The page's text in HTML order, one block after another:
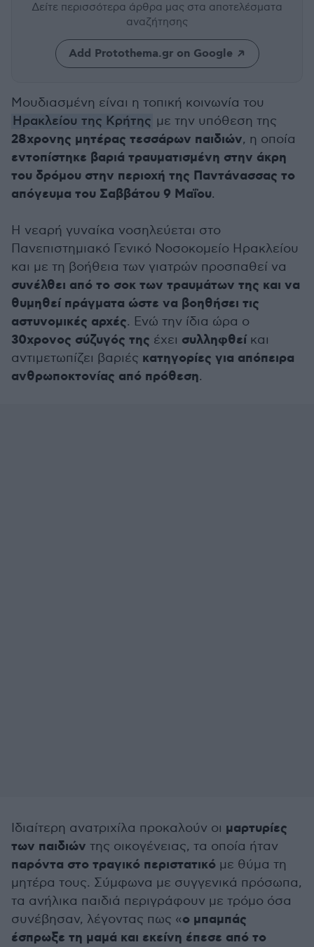
Δείτε περισσότερα άρθρα μας στα αποτελέσματα
αναζήτησης
Add Protothema.gr on Google
Μουδιασμένη είναι η τοπική κοινωνία του
Ηρακλείου της Κρήτης με την υπόθεση της
28χρονης μητέρας τεσσάρων παιδιών, η οποία
εντοπίστηκε βαριά τραυματισμένη στην άκρη
του δρόμου στην περιοχή της Παντάνασσας το
απόγευμα του Σαββάτου 9 Μαΐου.
Η νεαρή γυναίκα νοσηλεύεται στο
Πανεπιστημιακό Γενικό Νοσοκομείο Ηρακλείου
και με τη βοήθεια των γιατρών προσπαθεί να
συνέλθει από το σοκ των τραυμάτων της και να
θυμηθεί πράγματα ώστε να βοηθήσει τις
αστυνομικές αρχές. Ενώ την ίδια ώρα ο
30χρονος σύζυγός της έχει συλληφθείκαι
αντιμετωπίζει βαριές κατηγορίες για απόπειρα
ανθρωποκτονίας από πρόθεση.
Ιδιαίτερη ανατριχίλα προκαλούν οι μαρτυρίες
των παιδιών της οικογένειας, τα οποία ήταν
παρόντα στο τραγικό περιστατικό με θύμα τη
μητέρα τους. Σύμφωνα με συγγενικά πρόσωπα,
τα ανήλικα παιδιά περιγράφουν με τρόμο όσα
συνέβησαν, λέγοντας πως «o μπαμπάς
έσπρωξε τη μαμά και εκείνη έπεσε από το